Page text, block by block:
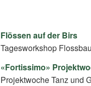
Flössen auf der Birs
Tagesworkshop
«Fortissimo»
Projektwoche Tanz und